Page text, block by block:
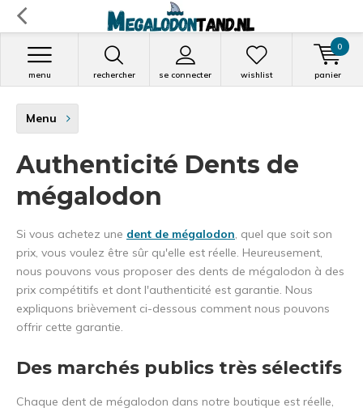
rechercher se connecter
menu wishlist panier
0
Menu
Authenticité Dents de
mégalodon
Si vous achetez une dent de mégalodon, quel que soit son
prix, vous voulez être sûr qu'elle est réelle. Heureusement,
nous pouvons vous proposer des dents de mégalodon à des
prix compétitifs et dont l'authenticité est garantie. Nous
expliquons brièvement ci-dessous comment nous pouvons
offrir cette garantie.
Des marchés publics très sélectifs
Chaque dent de mégalodon dans notre boutique est réelle,